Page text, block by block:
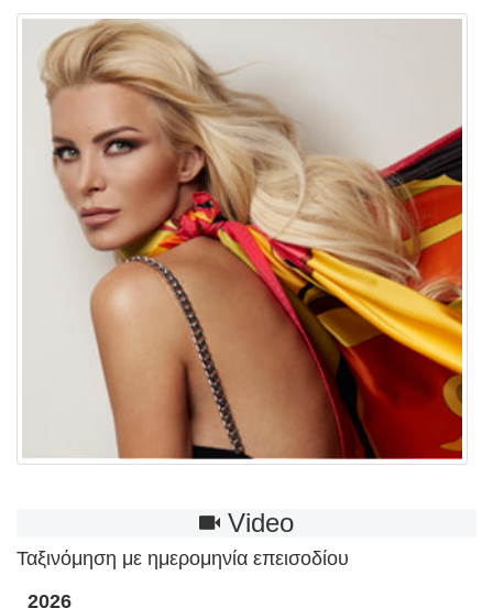
Video
Ταξινόμηση με ημερομηνία επεισοδίου
2026